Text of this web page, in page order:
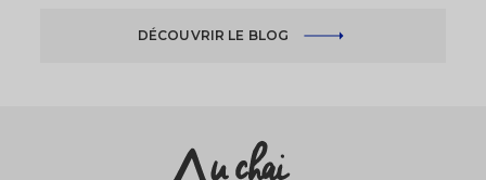
DÉCOUVRIR LE BLOG